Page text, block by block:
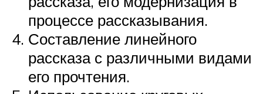
процессе рассказывания.
Составление линейного
рассказа с различными видами
его прочтения.